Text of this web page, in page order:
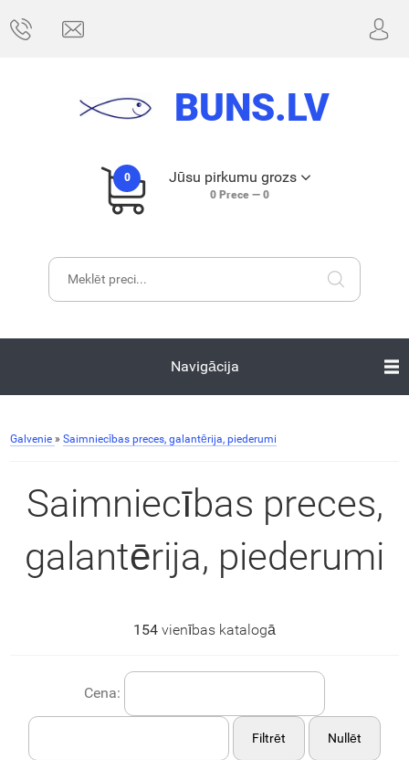
BUNS.LV
0 Jūsu pirkumu grozs
0Prece — 0
Navigācija
Galvenie » Saimniecības preces, galantērija, piederumi
Saimniecības preces,
galantērija, piederumi
154 vienības katalogā
Cena:
Filtrēt Nullēt